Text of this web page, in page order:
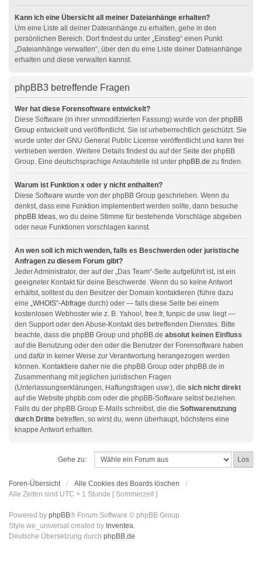
Kann ich eine Übersicht all meiner Dateianhänge erhalten?
Um eine Liste all deiner Dateianhänge zu erhalten, gehe in den
persönlichen Bereich. Dort findest du unter „Einstieg“ einen Punkt
„Dateianhänge verwalten“, über den du eine Liste deiner Dateianhänge
erhalten und diese verwalten kannst.
phpBB3 betreffende Fragen
Wer hat diese Forensoftware entwickelt?
Diese Software (in ihrer unmodifizierten Fassung) wurde von der phpBB
Group entwickelt und veröffentlicht. Sie ist urheberrechtlich geschützt. Sie
wurde unter der GNU General Public License veröffentlicht und kann frei
vertrieben werden. Weitere Details findest du auf der Seite der phpBB
Group. Eine deutschsprachige Anlaufstelle ist unter phpBB.de zu finden.
Warum ist Funktion x oder y nicht enthalten?
Diese Software wurde von der phpBB Group geschrieben. Wenn du
denkst, dass eine Funktion implementiert werden sollte, dann besuche
phpBB Ideas, wo du deine Stimme für bestehende Vorschläge abgeben
oder neue Funktionen vorschlagen kannst.
An wen soll ich mich wenden, falls es Beschwerden oder juristische
Anfragen zu diesem Forum gibt?
Jeder Administrator, der auf der „Das Team“-Seite aufgeführt ist, ist ein
geeigneter Kontakt für deine Beschwerde. Wenn du so keine Antwort
erhältst, solltest du den Besitzer der Domain kontaktieren (führe dazu
eine „WHOIS“-Abfrage durch) oder — falls diese Seite bei einem
kostenlosen Webhoster wie z. B. Yahoo!, free.fr, funpic.de usw. liegt —
den Support oder den Abuse-Kontakt des betreffenden Dienstes. Bitte
beachte, dass die phpBB Group und phpBB.de absolut keinen Einfluss
auf die Benutzung oder den oder die Benutzer der Forensoftware haben
und dafür in keiner Weise zur Verantwortung herangezogen werden
können. Kontaktiere daher nie die phpBB Group oder phpBB.de in
Zusammenhang mit jeglichen juristischen Fragen
(Unterlassungserklärungen, Haftungsfragen usw.), die sich nicht direkt
auf die Website phpbb.com oder die phpBB-Software selbst beziehen.
Falls du der phpBB Group E-Mails schreibst, die die Softwarenutzung
durch Dritte betreffen, so wirst du, wenn überhaupt, höchstens eine
knappe Antwort erhalten.
Gehe zu:
Foren-Übersicht
Alle Cookies des Boards löschen
Alle Zeiten sind UTC + 1 Stunde [ Sommerzeit ]
Powered by phpBB® Forum Software © phpBB Group
Style we_universal created by Inventea.
Deutsche Übersetzung durch phpBB.de